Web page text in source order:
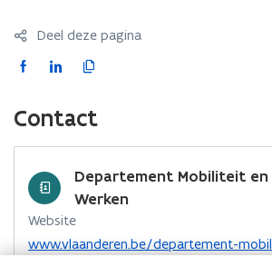
Deel deze pagina
F
c
e
b
L
k
e
d
i
n
o
K
i
e
e
r
i
Contact
Departement Mobiliteit en
Werken
Website
www.vlaanderen.be/departement-
o